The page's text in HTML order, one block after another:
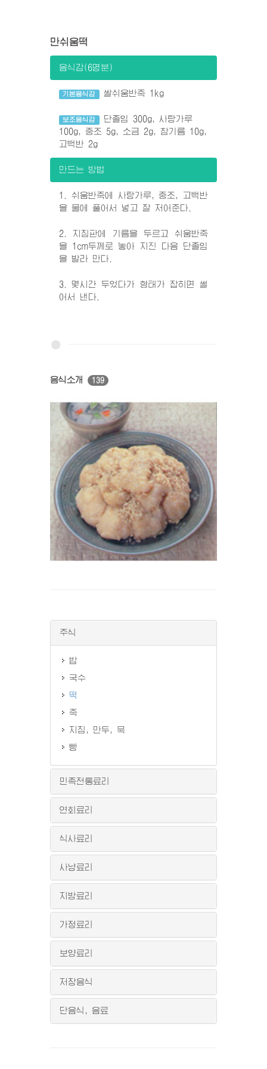
만쉬움떡
음식감(6명분)
기본음식감 쌀쉬움반죽 1kg
보조음식감
단졸임 300g, 사탕가루
100g, 중조 5g, 소금 2g, 참기름 10g,
고백반 2g
만드는 방법
1. 쉬움반죽에 사탕가루, 중조, 고백반
을 물에 풀어서 넣고 잘 저어준다.
2. 지짐판에 기름을 두르고 쉬움반죽
을 1cm두께로 놓아 지진 다음 단졸임
을 발라 만다.
3. 몇시간 두었다가 형태가 잡히면 썰
어서 낸다.
음식소개 139
주식
밥
국수
떡
죽
지짐, 만두, 묵
빵
민족전통료리
연회료리
식사료리
사냥료리
지방료리
가정료리
보양료리
저장음식
단음식, 음료